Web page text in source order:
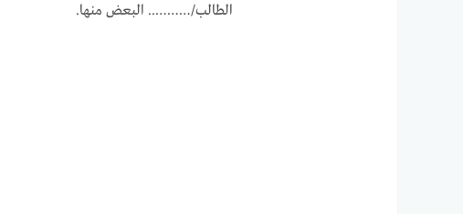
الطالب/……….. البعض منها.